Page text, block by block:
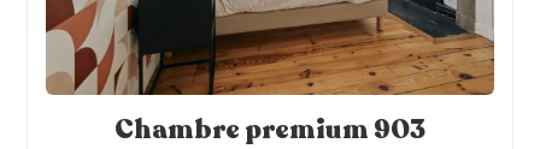
Chambre premium 903